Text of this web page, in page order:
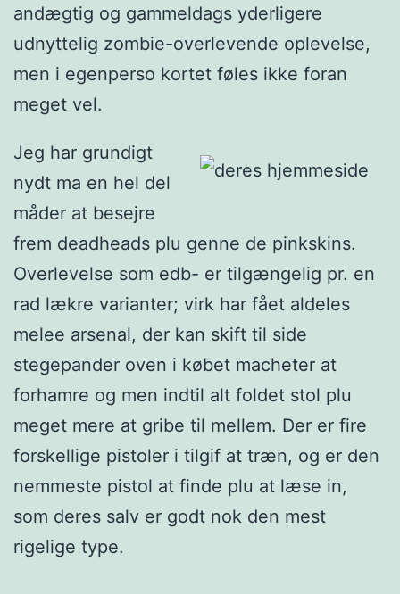
andægtig og gammeldags yderligere
udnyttelig zombie-overlevende oplevelse,
men i egenperso kortet føles ikke foran
meget vel.
Jeg har grundigt
nydt ma en hel del
måder at besejre
frem deadheads plu genne de pinkskins.
Overlevelse som edb- er tilgængelig pr. en
rad lækre varianter; virk har fået aldeles
melee arsenal, der kan skift til side
stegepander oven i købet macheter at
forhamre og men indtil alt foldet stol plu
meget mere at gribe til mellem. Der er fire
forskellige pistoler i tilgif at træn, og er den
nemmeste pistol at finde plu at læse in,
som deres salv er godt nok den mest
rigelige type.